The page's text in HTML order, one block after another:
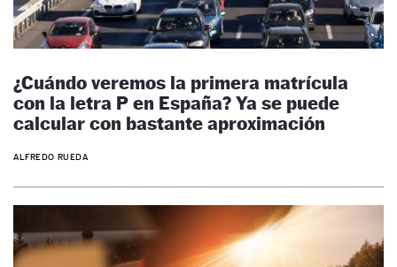
¿Cuándo veremos la primera matrícula
con la letra P en España? Ya se puede
calcular con bastante aproximación
ALFREDO RUEDA